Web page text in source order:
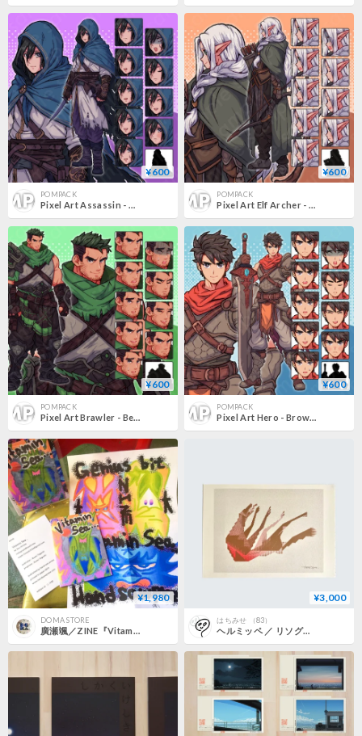
¥600
POMPACK
Pixel Art Assassin - Hooded Black-haired Rogue, Fantasy with 10 Expressions + More.
¥600
POMPACK
Pixel Art Elf Archer - White-haired, Male/Female, 10 Expressions + More
¥600
POMPACK
Pixel Art Brawler - Bearded Green-haired Fighter, Fantasy, 10 Expressions + More
¥600
POMPACK
Pixel Art Hero - Brown-haired Swordsman with 10 Expressions + More
¥1,980
DOMA STORE
廣瀬颯／ZINE『Vitamin Sea』
¥3,000
はちみせ （83）
ヘルミッペ ／ リソグラフ ポスター｜転び犬：11